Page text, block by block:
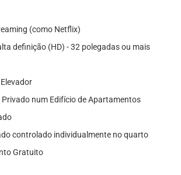
(como Netflix)
definição (HD) - 32 polegadas ou mais
num Edifício de Apartamentos
controlado individualmente no quarto
Gratuito